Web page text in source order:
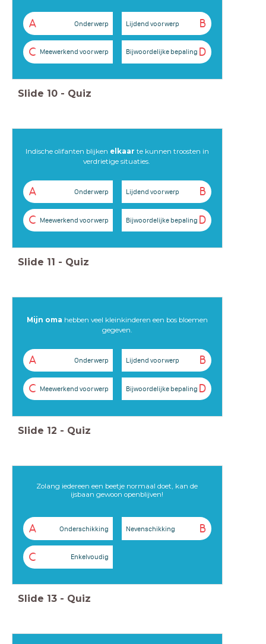
A Onderwerp B
Lijdend voorwerp
C Meewerkend voorwerp D
Bijwoordelijke bepaling
Slide 10 - Quiz
Indische olifanten blijken elkaar te kunnen troosten in
verdrietige situaties.
A Onderwerp B
Lijdend voorwerp
C Meewerkend voorwerp D
Bijwoordelijke bepaling
Slide 11 - Quiz
Mijn oma hebben veel kleinkinderen een bos bloemen
gegeven.
A Onderwerp B
Lijdend voorwerp
C Meewerkend voorwerp D
Bijwoordelijke bepaling
Slide 12 - Quiz
Zolang iedereen een beetje normaal doet, kan de
ijsbaan gewoon openblijven!
A Onderschikking B
Nevenschikking
C Enkelvoudig
Slide 13 - Quiz